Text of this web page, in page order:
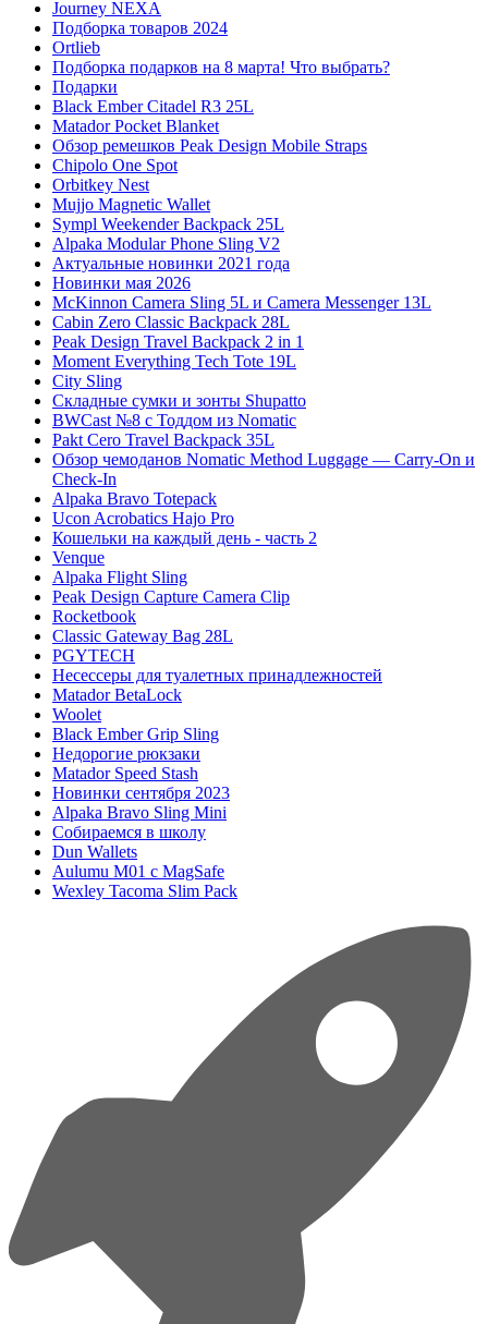
Journey NEXA
Подборка товаров 2024
Ortlieb
Подборка подарков на 8 марта! Что выбрать?
Подарки
Black Ember Citadel R3 25L
Matador Pocket Blanket
Обзор ремешков Peak Design Mobile Straps
Chipolo One Spot
Orbitkey Nest
Mujjo Magnetic Wallet
Sympl Weekender Backpack 25L
Alpaka Modular Phone Sling V2
Актуальные новинки 2021 года
Новинки мая 2026
McKinnon Camera Sling 5L и Camera Messenger 13L
Cabin Zero Classic Backpack 28L
Peak Design Travel Backpack 2 in 1
Moment Everything Tech Tote 19L
City Sling
Складные сумки и зонты Shupatto
BWCast №8 с Тоддом из Nomatic
Pakt Cero Travel Backpack 35L
Обзор чемоданов Nomatic Method Luggage — Carry-On и
Check-In
Alpaka Bravo Totepack
Ucon Acrobatics Hajo Pro
Кошельки на каждый день - часть 2
Venque
Alpaka Flight Sling
Peak Design Capture Camera Clip
Rocketbook
Classic Gateway Bag 28L
PGYTECH
Несессеры для туалетных принадлежностей
Matador BetaLock
Woolet
Black Ember Grip Sling
Недорогие рюкзаки
Matador Speed Stash
Новинки сентября 2023
Alpaka Bravo Sling Mini
Собираемся в школу
Dun Wallets
Aulumu M01 с MagSafe
Wexley Tacoma Slim Pack